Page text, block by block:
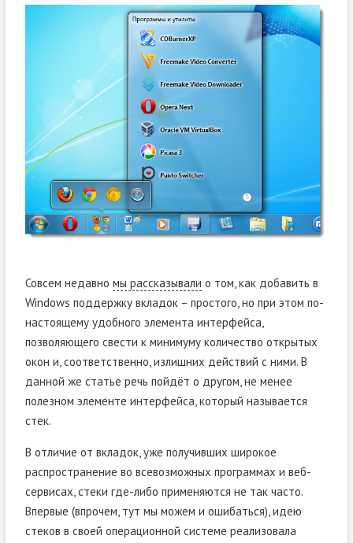
Совсем недавно мы рассказывали о том, как добавить в
Windows поддержку вкладок – простого, но при этом по-
настоящему удобного элемента интерфейса,
позволяющего свести к минимуму количество открытых
окон и, соответственно, излишних действий с ними. В
данной же статье речь пойдёт о другом, не менее
полезном элементе интерфейса, который называется
стек.
В отличие от вкладок, уже получивших широкое
распространение во всевозможных программах и веб-
сервисах, стеки где-либо применяются не так часто.
Впервые (впрочем, тут мы можем и ошибаться), идею
стеков в своей операционной системе реализовала